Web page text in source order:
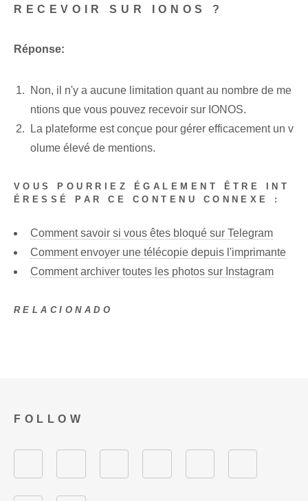
RECEVOIR SUR IONOS ?
Réponse:
Non, il n'y a aucune limitation quant au nombre de me
ntions que vous pouvez recevoir sur IONOS.
La plateforme est conçue pour gérer efficacement un v
olume élevé de mentions.
VOUS POURRIEZ ÉGALEMENT ÊTRE INT
ÉRESSÉ PAR CE CONTENU CONNEXE :
Comment savoir si vous êtes bloqué sur Telegram
Comment envoyer une télécopie depuis l'imprimante
Comment archiver toutes les photos sur Instagram
RELACIONADO
FOLLOW